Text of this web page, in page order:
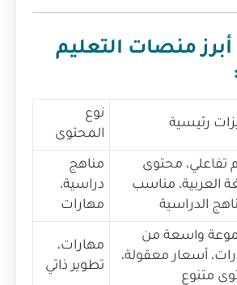
أبرز منصات التعليم
رئيسية
نوع
المحتوى
تفاعلي، محتوى
العربية، مناسب
الدراسية
مناهج
دراسية،
مهارات
واسعة من
أسعار معقولة،
متنوع
مهارات،
تطوير ذاتي